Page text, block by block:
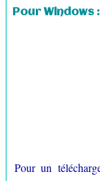
Pour Windows :
Pour un